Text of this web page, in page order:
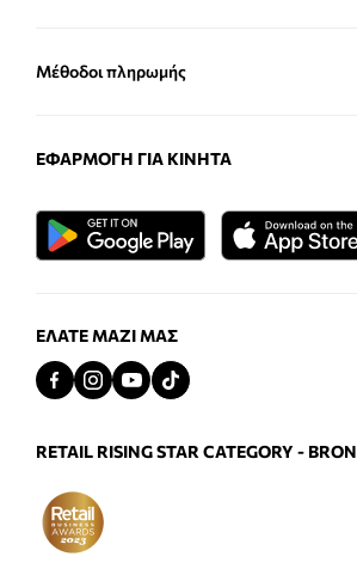
Μέθοδοι πληρωμής
ΕΦΑΡΜΟΓΉ ΓΙΑ ΚΙΝΗΤΆ
ΕΛΆΤΕ ΜΑΖΊ ΜΑΣ
RETAIL RISING STAR CATEGORY -